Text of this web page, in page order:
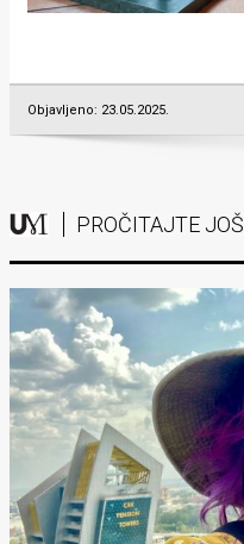
Objavljeno: 23.05.2025.
PROČITAJTE JOŠ